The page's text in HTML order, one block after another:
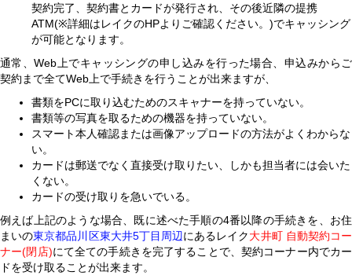
契約完了、契約書とカードが発行され、その後近隣の提携
ATM(※詳細はレイクのHPよりご確認ください。)でキャッシング
が可能となります。
通常、Web上でキャッシングの申し込みを行った場合、申込みからご
契約まで全てWeb上で手続きを行うことが出来ますが、
書類をPCに取り込むためのスキャナーを持っていない。
書類等の写真を取るための機器を持っていない。
スマート本人確認または画像アップロードの方法がよくわからな
い。
カードは郵送でなく直接受け取りたい、しかも担当者には会いた
くない。
カードの受け取りを急いでいる。
例えば上記のような場合、既に述べた手順の4番以降の手続きを、お住
まいの東京都品川区東大井5丁目周辺にあるレイク大井町 自動契約コー
ナー(閉店)にて全ての手続きを完了することで、契約コーナー内でカー
ドを受け取ることが出来ます。